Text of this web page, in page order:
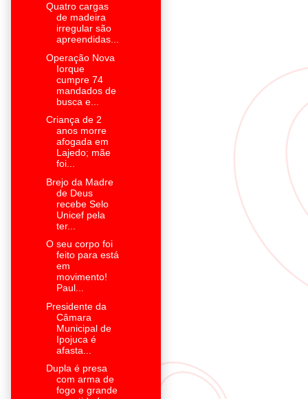
Quatro cargas
de madeira
irregular são
apreendidas...
Operação Nova
Iorque
cumpre 74
mandados de
busca e...
Criança de 2
anos morre
afogada em
Lajedo; mãe
foi...
Brejo da Madre
de Deus
recebe Selo
Unicef pela
ter...
O seu corpo foi
feito para está
em
movimento!
Paul...
Presidente da
Câmara
Municipal de
Ipojuca é
afasta...
Dupla é presa
com arma de
fogo e grande